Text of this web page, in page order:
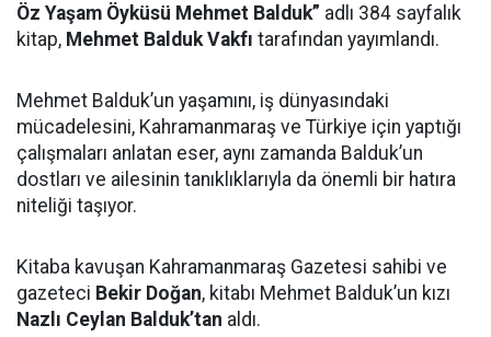
Öz Yaşam Öyküsü Mehmet Balduk” adlı 384 sayfalık
kitap, Mehmet Balduk Vakfı tarafından yayımlandı.
Mehmet Balduk’un yaşamını, iş dünyasındaki
mücadelesini, Kahramanmaraş ve Türkiye için yaptığı
çalışmaları anlatan eser, aynı zamanda Balduk’un
dostları ve ailesinin tanıklıklarıyla da önemli bir hatıra
niteliği taşıyor.
Kitaba kavuşan Kahramanmaraş Gazetesi sahibi ve
gazeteci Bekir Doğan, kitabı Mehmet Balduk’un kızı
Nazlı Ceylan Balduk’tan aldı.